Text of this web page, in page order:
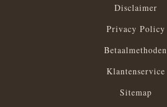
Disclaimer
Privacy Policy
Betaalmethoden
Klantenservice
Sitemap